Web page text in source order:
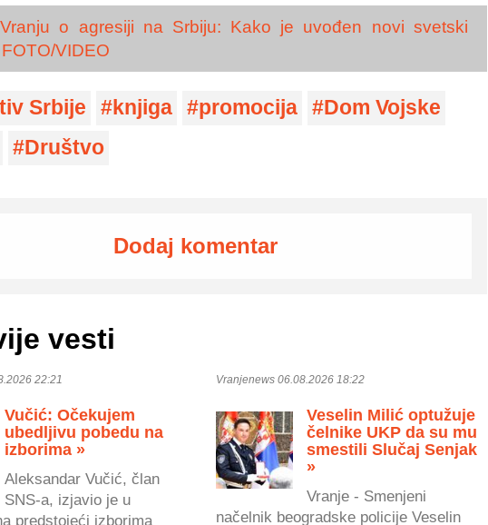
o agresiji na Srbiju: Kako je uvođen novi svetski
VIDEO
Srbije knjiga promocija
Dom Vojske
Društvo
Dodaj komentar
vesti
22:21
Vučić: Očekujem
ubedljivu pobedu na
izborima »
Aleksandar Vučić, član
SNS-a, izjavio je u
predstojeći izborima
Vranjenews 06.08.2026 18:22
Veselin Milić optužuje
čelnike UKP da su mu
smestili Slučaj Senjak
»
Vranje - Smenjeni
načelnik beogradske policije Veselin